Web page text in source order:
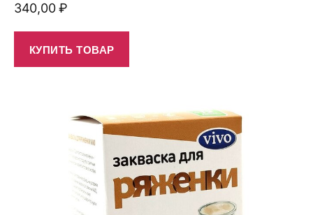
340,00₽
КУПИТЬ ТОВАР